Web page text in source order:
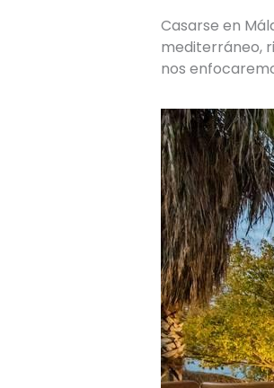
Casarse en
mediterráneo,
nos